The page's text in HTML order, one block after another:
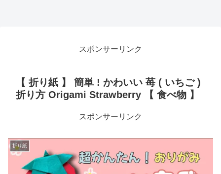
スポンサーリンク
【 折り紙 】 簡単 ! かわいい 苺 ( いちご )
折り方 Origami Strawberry 【 食べ物 】
スポンサーリンク
折り紙